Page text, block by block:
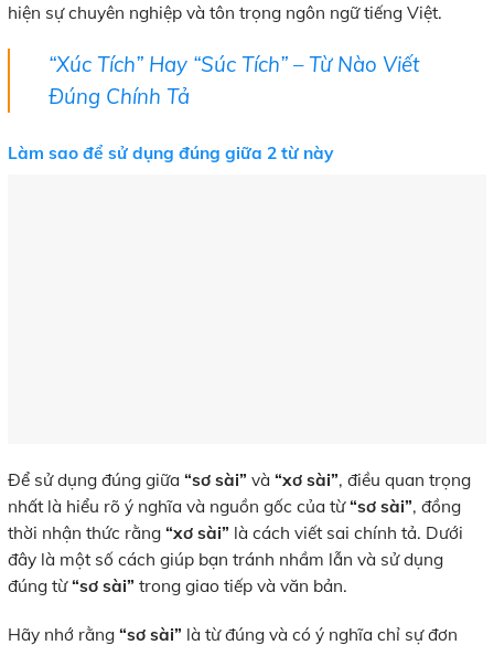
hiện sự chuyên nghiệp và tôn trọng ngôn ngữ tiếng Việt.
“Xúc Tích” Hay “Súc Tích” – Từ Nào Viết
Đúng Chính Tả
Làm sao để sử dụng đúng giữa 2 từ này
Để sử dụng đúng giữa “sơ sài” và “xơ sài”, điều quan trọng
nhất là hiểu rõ ý nghĩa và nguồn gốc của từ“sơ sài”, đồng
thời nhận thức rằng “xơ sài” là cách viết sai chính tả. Dưới
đây là một số cách giúp bạn tránh nhầm lẫn và sử dụng
đúng từ“sơ sài” trong giao tiếp và văn bản.
Hãy nhớ rằng “sơ sài” là từ đúng và có ý nghĩa chỉ sự đơn